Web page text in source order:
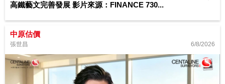
高鐵藝文完善發展 影片來源：FINANCE 730...
中原估價
張世昌 6/8/2026